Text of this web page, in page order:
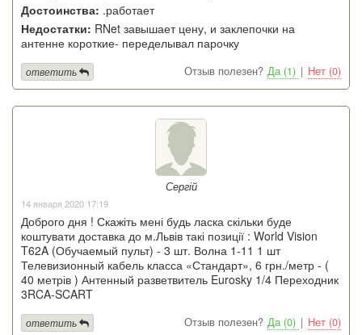
Достоинства: .работает
Недостатки: RNet завышает цену, и заклепочки на
антенне короткие- переделывал парочку
Отзыв полезен? Да (1) | Нет (0)
ответить
Сергій
14 января 2020 17:19
Доброго дня ! Скажіть мені будь ласка скільки буде
коштувати доставка до м.Львів такі позиції : World Vision
T62A (Обучаемый пульт) - 3 шт. Волна 1-11 1 шт
Телевизионный кабель класса «Стандарт», 6 грн./метр - (
40 метрів ) Антенный разветвитель Eurosky 1/4 Переходник
3RCA-SCART
Отзыв полезен? Да (0) | Нет (0)
ответить